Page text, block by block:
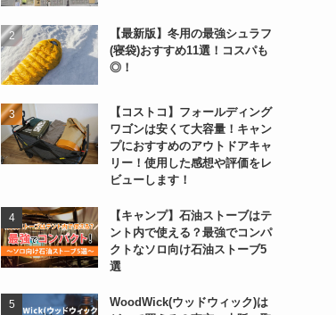
【最新版】冬用の最強シュラフ
(寝袋)おすすめ11選！コスパも
◎！
【コストコ】フォールディング
ワゴンは安くて大容量！キャン
プにおすすめのアウトドアキャ
リー！使用した感想や評価をレ
ビューします！
【キャンプ】石油ストーブはテ
ント内で使える？最強でコンパ
クトなソロ向け石油ストーブ5
選
WoodWick(ウッドウィック)は